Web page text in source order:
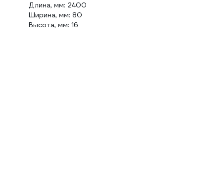
Длина, мм: 2400
Ширина, мм: 80
Высота, мм: 16